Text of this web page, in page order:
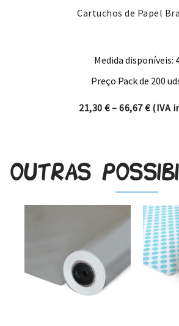
Cartuchos de Papel
Medida disponíveis:
Preço Pack de 200
21,30€– 66,67€Price
(IVA
Outras